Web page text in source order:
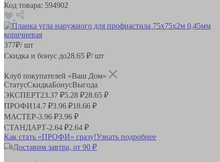
Код товара: 594902
377₽/ шт
Скидка и бонус до28.65 ₽/ шт
Клуб покупателей «Ваш Дом»
СтатусСкидкаБонусВыгода
ЭКСПЕРТ23.37 ₽5.28 ₽28.65 ₽
ПРОФИ14.7 ₽3.96 ₽18.66 ₽
МАСТЕР-3.96 ₽3.96 ₽
СТАНДАРТ-2.64 ₽2.64 ₽
Как стать «ПРОФИ» сразу!Узнать подробнее
Доставим завтра, от 90 ₽